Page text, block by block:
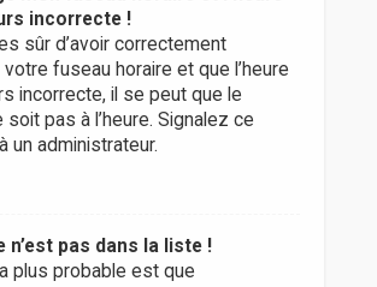
incorrecte !
sûr d’avoir correctement
fuseau horaire et que l’heure
incorrecte, il se peut que le
soit pas à l’heure. Signalez ce
un administrateur.
n’est pas dans la liste !
plus probable est que